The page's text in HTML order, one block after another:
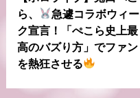
ら、
急遽コラボウィー
ク宣言！「ぺこら史上最
高のバズり方」でファン
を熱狂させる